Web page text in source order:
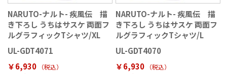
NARUTO-ナルト- 疾風伝 描
き下ろし うちはサスケ 両面フ
ルグラフィックTシャツ/XL
UL-GDT4071
￥6,930
（税込）
NARUTO-ナルト- 疾風伝 描
き下ろし うちはサスケ 両面フ
ルグラフィックTシャツ/L
UL-GDT4070
￥6,930
（税込）